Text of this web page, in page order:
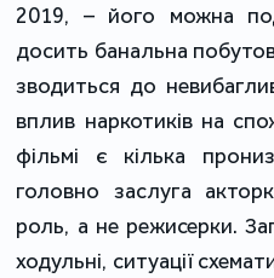
2019, – його можна
досить банальна
зводиться до
вплив наркотиків на
фільмі є кілька
головно заслуга
роль, а не режисерки.
ходульні, ситуації